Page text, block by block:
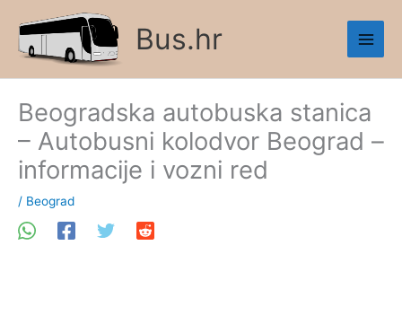
content
Bus.hr
Beogradska autobuska stanica
– Autobusni kolodvor Beograd –
informacije i vozni red
/ Beograd